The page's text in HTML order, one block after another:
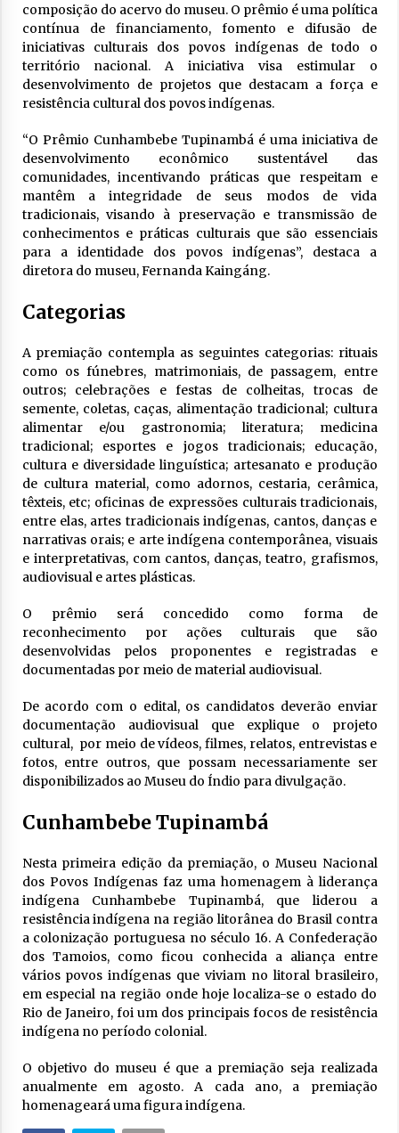
composição do acervo do museu. O prêmio é uma política
contínua de financiamento, fomento e difusão de
iniciativas culturais dos povos indígenas de todo o
território nacional. A iniciativa visa estimular o
desenvolvimento de projetos que destacam a força e
resistência cultural dos povos indígenas.
“O Prêmio Cunhambebe Tupinambá é uma iniciativa de
desenvolvimento econômico sustentável das
comunidades, incentivando práticas que respeitam e
mantêm a integridade de seus modos de vida
tradicionais, visando à preservação e transmissão de
conhecimentos e práticas culturais que são essenciais
para a identidade dos povos indígenas”, destaca a
diretora do museu, Fernanda Kaingáng.
Categorias
A premiação contempla as seguintes categorias: rituais
como os fúnebres, matrimoniais, de passagem, entre
outros; celebrações e festas de colheitas, trocas de
semente, coletas, caças, alimentação tradicional; cultura
alimentar e/ou gastronomia; literatura; medicina
tradicional; esportes e jogos tradicionais; educação,
cultura e diversidade linguística; artesanato e produção
de cultura material, como adornos, cestaria, cerâmica,
têxteis, etc; oficinas de expressões culturais tradicionais,
entre elas, artes tradicionais indígenas, cantos, danças e
narrativas orais; e arte indígena contemporânea, visuais
e interpretativas, com cantos, danças, teatro, grafismos,
audiovisual e artes plásticas.
O prêmio será concedido como forma de
reconhecimento por ações culturais que são
desenvolvidas pelos proponentes e registradas e
documentadas por meio de material audiovisual.
De acordo com o edital, os candidatos deverão enviar
documentação audiovisual que explique o projeto
cultural, por meio de vídeos, filmes, relatos, entrevistas e
fotos, entre outros, que possam necessariamente ser
disponibilizados ao Museu do Índio para divulgação.
Cunhambebe Tupinambá
Nesta primeira edição da premiação, o Museu Nacional
dos Povos Indígenas faz uma homenagem à liderança
indígena Cunhambebe Tupinambá, que liderou a
resistência indígena na região litorânea do Brasil contra
a colonização portuguesa no século 16. A Confederação
dos Tamoios, como ficou conhecida a aliança entre
vários povos indígenas que viviam no litoral brasileiro,
em especial na região onde hoje localiza-se o estado do
Rio de Janeiro, foi um dos principais focos de resistência
indígena no período colonial.
O objetivo do museu é que a premiação seja realizada
anualmente em agosto. A cada ano, a premiação
homenageará uma figura indígena.